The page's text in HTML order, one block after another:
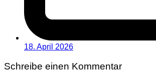
18. April 2026
Schreibe einen Kommentar